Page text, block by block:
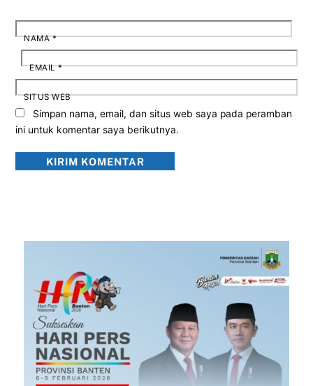
NAMA*
EMAIL*
SITUS WEB
Simpan nama, email, dan situs web saya pada peramban
ini untuk komentar saya berikutnya.